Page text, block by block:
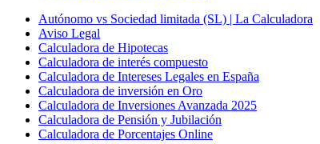
Autónomo vs Sociedad limitada (SL) | La Calculadora
Aviso Legal
Calculadora de Hipotecas
Calculadora de interés compuesto
Calculadora de Intereses Legales en España
Calculadora de inversión en Oro
Calculadora de Inversiones Avanzada 2025
Calculadora de Pensión y Jubilación
Calculadora de Porcentajes Online